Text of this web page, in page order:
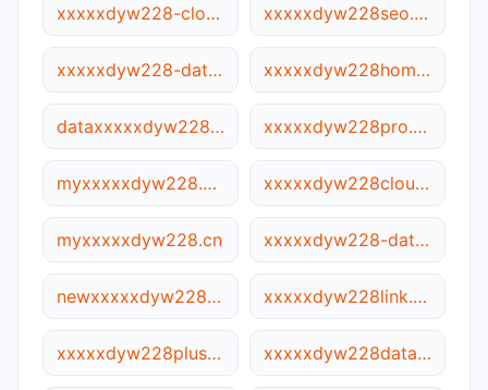
xxxxxdyw228-cloud.com xxxxxdyw228seo.com
xxxxxdyw228-data.net xxxxxdyw228home.com
dataxxxxxdyw228.net xxxxxdyw228pro.com
myxxxxxdyw228.com xxxxxdyw228cloud.ca
myxxxxxdyw228.cn xxxxxdyw228-data.cn
newxxxxxdyw228.com xxxxxdyw228link.online
xxxxxdyw228plus.cn xxxxxdyw228data.ca